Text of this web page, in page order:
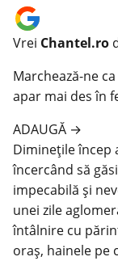
Vrei Chantel.ro
Marchează-ne ca
apar mai des în
ADAUGĂ →
Diminețile încep
încercând să
impecabilă și
unei zile
întâlnire cu
oraș, hainele pe